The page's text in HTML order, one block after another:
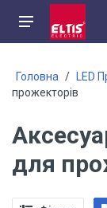
Головна / LED
прожекторів
для